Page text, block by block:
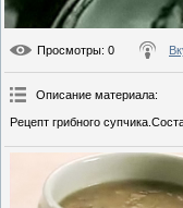
Просмотры: 0
Описание материала:
Рецепт грибного